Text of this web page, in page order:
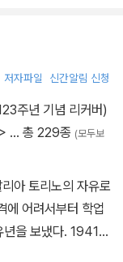
저자파일 신간알림 신청
주년 기념 리커버)
… 총 229종 (모두보
아 토리노의 자유로
에 어려서부터 학업
을 보냈다. 1941년